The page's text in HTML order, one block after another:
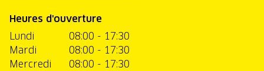
Heures d'ouverture
Lundi
08:00 - 17:30
Mardi
08:00 - 17:30
Mercredi
08:00 - 17:30